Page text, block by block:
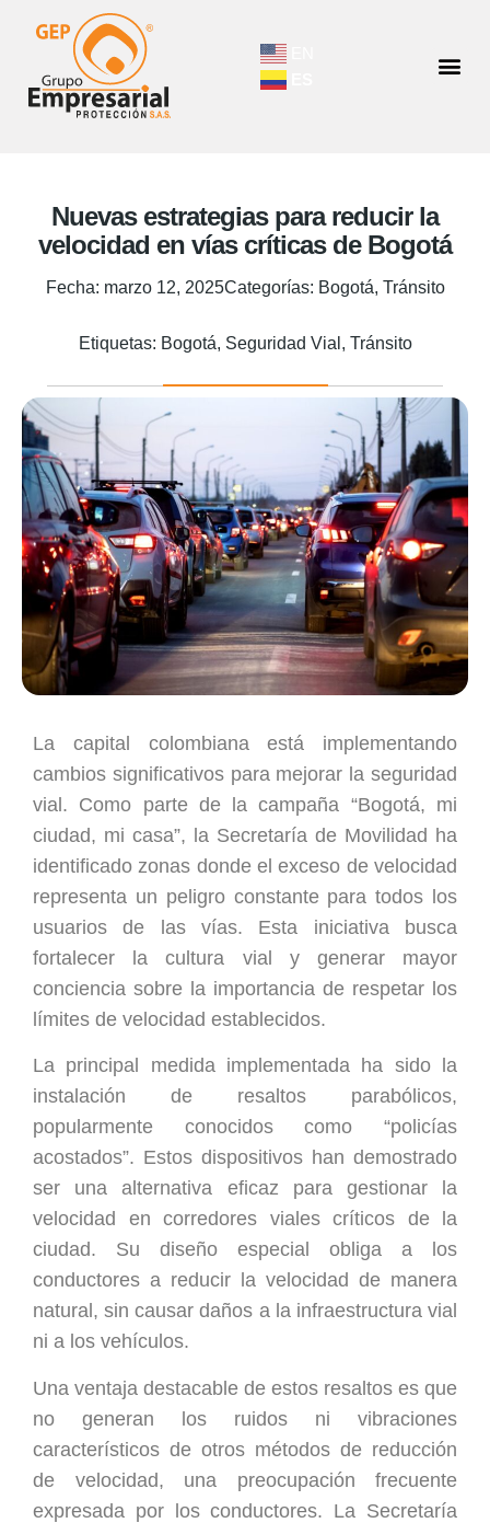
Nuevas estrategias para reducir la
velocidad en vías críticas de Bogotá
Fecha: marzo 12, 2025Categorías: Bogotá, Tránsito
Etiquetas: Bogotá, Seguridad Vial , Tránsito
La capital colombiana está implementando
cambios significativos para mejorar la seguridad
vial. Como parte de la campaña “Bogotá, mi
ciudad, mi casa”, la Secretaría de Movilidad ha
identificado zonas donde el exceso de velocidad
representa un peligro constante para todos los
usuarios de las vías. Esta iniciativa busca
fortalecer la cultura vial y generar mayor
conciencia sobre la importancia de respetar los
límites de velocidad establecidos.
La principal medida implementada ha sido la
instalación de resaltos parabólicos,
popularmente conocidos como “policías
acostados”. Estos dispositivos han demostrado
ser una alternativa eficaz para gestionar la
velocidad en corredores viales críticos de la
ciudad. Su diseño especial obliga a los
conductores a reducir la velocidad de manera
natural, sin causar daños a la infraestructura vial
ni a los vehículos.
Una ventaja destacable de estos resaltos es que
no generan los ruidos ni vibraciones
característicos de otros métodos de reducción
de velocidad, una preocupación frecuente
expresada por los conductores. La Secretaría